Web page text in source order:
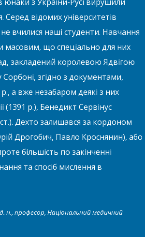
Серед відомих університетів
вчилися наші студенти. Навчання
масовим, що спеціально для них
закладений королевою Ядвігою
Сорбоні, згідно з документами,
р., а вже незабаром деякі з них
(1391 р.), Бенедикт Сервінус
ст.). Дехто залишався за кордоном
Дрогобич, Павло Кроснянин), або
більшість по закінченні
та спосіб мислення в
н., професор, Національний медичний